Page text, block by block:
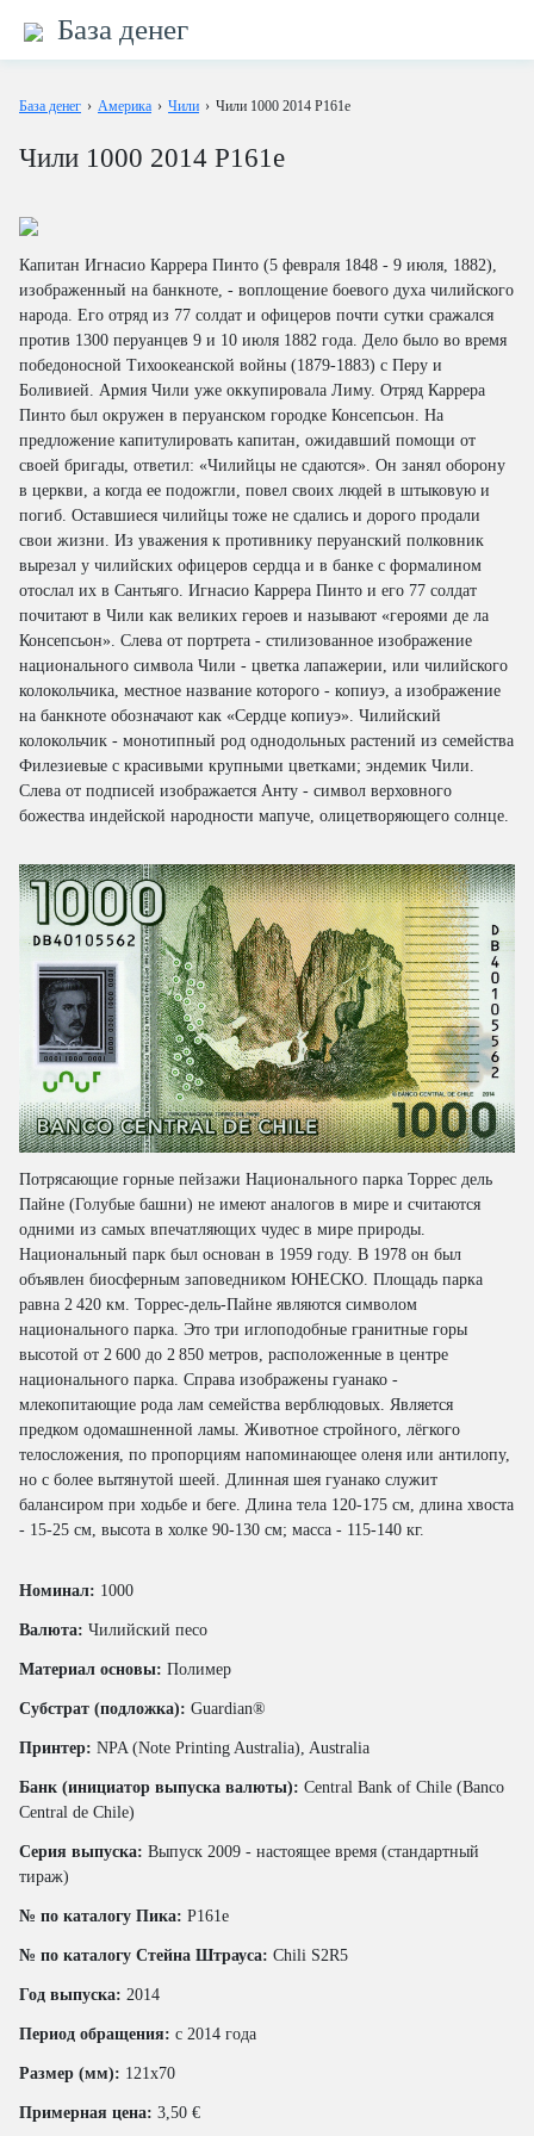
База денег
База денег › Америка › Чили › Чили 1000 2014 P161e
Чили 1000 2014 P161e
Капитан Игнасио Каррера Пинто (5 февраля 1848 - 9 июля, 1882),
изображенный на банкноте, - воплощение боевого духа чилийского
народа. Его отряд из 77 солдат и офицеров почти сутки сражался
против 1300 перуанцев 9 и 10 июля 1882 года. Дело было во время
победоносной Тихоокеанской войны (1879-1883) с Перу и
Боливией. Армия Чили уже оккупировала Лиму. Отряд Каррера
Пинто был окружен в перуанском городке Консепсьон. На
предложение капитулировать капитан, ожидавший помощи от
своей бригады, ответил: «Чилийцы не сдаются». Он занял оборону
в церкви, а когда ее подожгли, повел своих людей в штыковую и
погиб. Оставшиеся чилийцы тоже не сдались и дорого продали
свои жизни. Из уважения к противнику перуанский полковник
вырезал у чилийских офицеров сердца и в банке с формалином
отослал их в Сантьяго. Игнасио Каррера Пинто и его 77 солдат
почитают в Чили как великих героев и называют «героями де ла
Консепсьон». Слева от портрета - стилизованное изображение
национального символа Чили - цветка лапажерии, или чилийского
колокольчика, местное название которого - копиуэ, а изображение
на банкноте обозначают как «Сердце копиуэ». Чилийский
колокольчик - монотипный род однодольных растений из семейства
Филезиевые с красивыми крупными цветками; эндемик Чили.
Слева от подписей изображается Анту - символ верховного
божества индейской народности мапуче, олицетворяющего солнце.
Потрясающие горные пейзажи Национального парка Торрес дель
Пайне (Голубые башни) не имеют аналогов в мире и считаются
одними из самых впечатляющих чудес в мире природы.
Национальный парк был основан в 1959 году. В 1978 он был
объявлен биосферным заповедником ЮНЕСКО. Площадь парка
равна 2 420 км. Торрес-дель-Пайне являются символом
национального парка. Это три иглоподобные гранитные горы
высотой от 2 600 до 2 850 метров, расположенные в центре
национального парка. Справа изображены гуанако -
млекопитающие рода лам семейства верблюдовых. Является
предком одомашненной ламы. Животное стройного, лёгкого
телосложения, по пропорциям напоминающее оленя или антилопу,
но с более вытянутой шеей. Длинная шея гуанако служит
балансиром при ходьбе и беге. Длина тела 120-175 см, длина хвоста
- 15-25 см, высота в холке 90-130 см; масса - 115-140 кг.
Номинал: 1000
Валюта: Чилийский песо
Материал основы: Полимер
Субстрат (подложка): Guardian®
Принтер: NPA (Note Printing Australia), Australia
Банк (инициатор выпуска валюты): Central Bank of Chile (Banco
Central de Chile)
Серия выпуска: Выпуск 2009 - настоящее время (стандартный
тираж)
№ по каталогу Пика: P161e
№ по каталогу Стейна Штрауса: Chili S2R5
Год выпуска: 2014
Период обращения: с 2014 года
Размер (мм): 121x70
Примерная цена: 3,50 €